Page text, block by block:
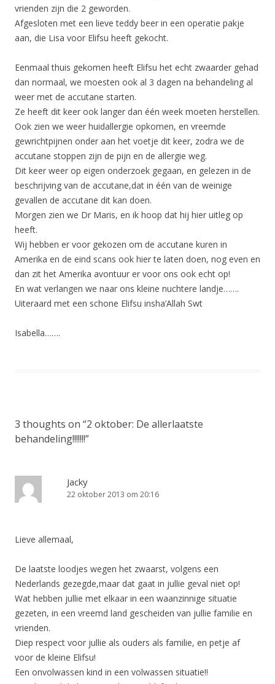
vrienden zijn die 2 geworden.
Afgesloten met een lieve teddy beer in een operatie pakje
aan, die Lisa voor Elifsu heeft gekocht.
Eenmaal thuis gekomen heeft Elifsu het echt zwaarder gehad
dan normaal, we moesten ook al 3 dagen na behandeling al
weer met de accutane starten.
Ze heeft dit keer ook langer dan één week moeten herstellen.
Ook zien we weer huidallergie opkomen, en vreemde
gewrichtpijnen onder aan het voetje dit keer, zodra we de
accutane stoppen zijn de pijn en de allergie weg.
Dit keer weer op eigen onderzoek gegaan, en gelezen in de
beschrijving van de accutane,dat in één van de weinige
gevallen de accutane dit kan doen.
Morgen zien we Dr Maris, en ik hoop dat hij hier uitleg op
heeft.
Wij hebben er voor gekozen om de accutane kuren in
Amerika en de eind scans ook hier te laten doen, nog even en
dan zit het Amerika avontuur er voor ons ook echt op!
En wat verlangen we naar ons kleine nuchtere landje…….
Uiteraard met een schone Elifsu insha’Allah Swt
Isabella…….
3 thoughts on “2 oktober: De allerlaatste
behandeling!!!!!!!”
Jacky
22 oktober 2013 om 20:16
Lieve allemaal,
De laatste loodjes wegen het zwaarst, volgens een
Nederlands gezegde,maar dat gaat in jullie geval niet op!
Wat hebben jullie met elkaar in een waanzinnige situatie
gezeten, in een vreemd land gescheiden van jullie familie en
vrienden.
Diep respect voor jullie als ouders als familie, en petje af
voor de kleine Elifsu!
Een onvolwassen kind in een volwassen situatie!!